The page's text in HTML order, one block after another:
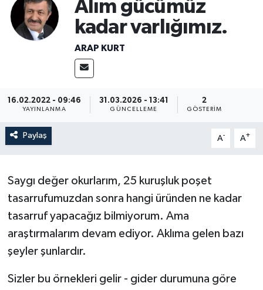
Alım gücümüz
kadar varlığımız.
ARAP KURT
16.02.2022 - 09:46
YAYINLANMA
31.03.2026 - 13:41
GÜNCELLEME
2
GÖSTERIM
Paylaş A- A+
Saygı değer okurlarım, 25 kuruşluk poşet
tasarrufumuzdan sonra hangi üründen ne kadar
tasarruf yapacağız bilmiyorum. Ama
araştırmalarım devam ediyor. Aklıma gelen bazı
şeyler şunlardır.
Sizler bu örnekleri gelir - gider durumuna göre